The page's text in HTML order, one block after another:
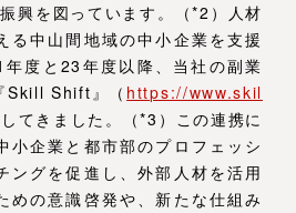
興を図っています。（*2）人材
る中山間地域の中小企業を支援
度と23年度以降、当社の副業
Skill Shift』（ https://www.skil
てきました。（*3）この連携に
小企業と都市部のプロフェッシ
ングを促進し、外部人材を活用
めの意識啓発や、新たな仕組み